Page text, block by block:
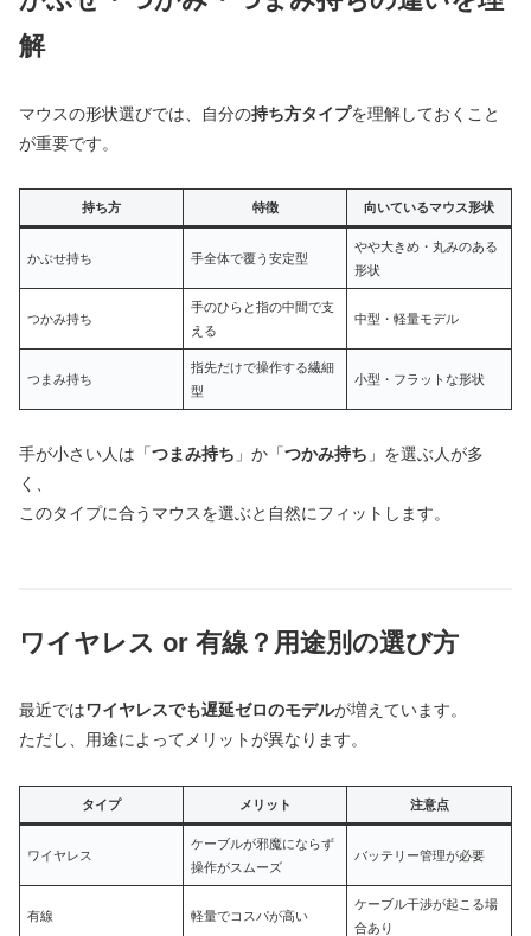
解
マウスの形状選びでは、自分の持ち方タイプを理解しておくこと
が重要です。
持ち方 特徴 向いているマウス形状
かぶせ持ち 手全体で覆う安定型
やや大きめ・丸みのある
形状
つかみ持ち
手のひらと指の中間で支
える
中型・軽量モデル
つまみ持ち
指先だけで操作する繊細
型
小型・フラットな形状
手が小さい人は「つまみ持ち 」か「つかみ持ち 」を選ぶ人が多
く、
このタイプに合うマウスを選ぶと自然にフィットします。
ワイヤレス or 有線？用途別の選び方
最近ではワイヤレスでも遅延ゼロのモデルが増えています。
ただし、用途によってメリットが異なります。
タイプ メリット 注意点
ワイヤレス
ケーブルが邪魔にならず
操作がスムーズ
バッテリー管理が必要
有線 軽量でコスパが高い
ケーブル干渉が起こる場
合あり